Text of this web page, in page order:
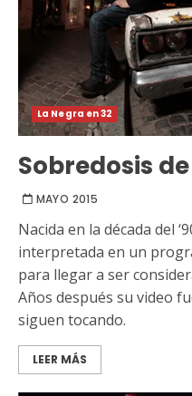
La Negra en 32
Sobredosis
MAYO 2015
Nacida en la década del
interpretada en un
para llegar a ser
Años después su video
siguen tocando.
LEER MÁS